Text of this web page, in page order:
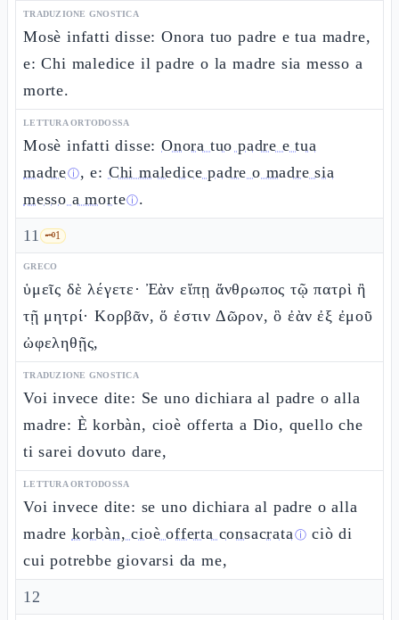
TRADUZIONE GNOSTICA
Mosè infatti disse: Onora tuo padre e tua madre,
e: Chi maledice il padre o la madre sia messo a
morte.
LETTURA ORTODOSSA
Mosè infatti disse:Onora tuo padre e tua
madreⓘ, e: Chi maledice padre o madre sia
messo a morteⓘ.
11 🗝️1
GRECO
ὑμεῖς δὲ λέγετε· Ἐὰν εἴπῃ ἄνθρωπος τῷ πατρὶ ἢ
τῇ μητρί· Κορβᾶν, ὅ ἐστιν Δῶρον, ὃ ἐὰν ἐξ ἐμοῦ
ὠφεληθῇς,
TRADUZIONE GNOSTICA
Voi invece dite: Se uno dichiara al padre o alla
madre: È korbàn, cioè offerta a Dio, quello che
ti sarei dovuto dare,
LETTURA ORTODOSSA
Voi invece dite: se uno dichiara al padre o alla
madre korbàn, cioè offerta consacrataⓘ ciò di
cui potrebbe giovarsi da me,
12